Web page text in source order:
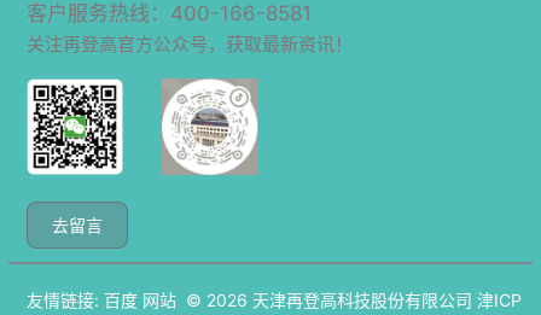
客户服务热线：400-166-8581
关注再登高官方公众号，获取最新资讯！
去留言
友情链接: 百度 网站 © 2026 天津再登高科技股份有限公司 津ICP